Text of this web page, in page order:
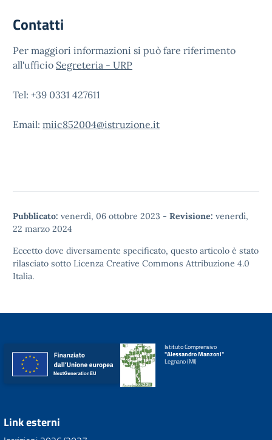
Contatti
Per maggiori informazioni si può fare riferimento
all'ufficio Segreteria - URP
Tel: +39 0331 427611
Email: miic852004@istruzione.it
Pubblicato: venerdì, 06 ottobre 2023 - Revisione: venerdì,
22 marzo 2024
Eccetto dove diversamente specificato, questo articolo è stato
rilasciato sotto Licenza Creative Commons Attribuzione 4.0
Italia.
Istituto Comprensivo
"Alessandro Manzoni"
Legnano (MI)
Link esterni